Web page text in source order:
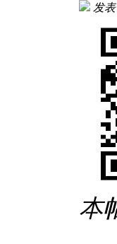
发表
本